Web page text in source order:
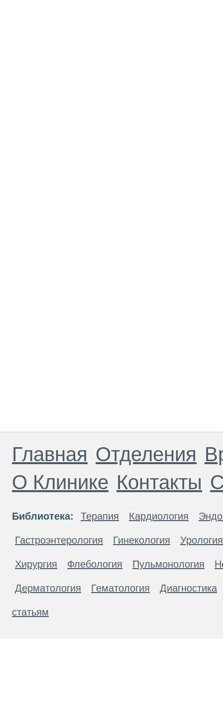
Главная Отделения
О Клинике Контакты
Библиотека: Терапия Кардиология
Гастроэнтерология Гинекология Урология
Хирургия Флебология Пульмонология
Дерматология Гематология Диагностика
статьям